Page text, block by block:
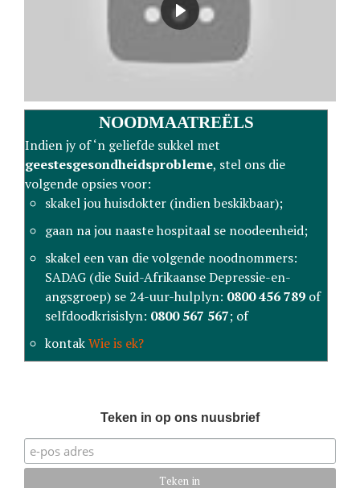
NOODMAATREËLS
Indien jy of ‘n geliefde sukkel met
geestesgesondheidsprobleme, stel ons die
volgende opsies voor:
skakel jou huisdokter (indien beskikbaar);
gaan na jou naaste hospitaal se noodeenheid;
skakel een van die volgende noodnommers:
SADAG (die Suid-Afrikaanse Depressie-en-
angsgroep) se 24-uur-hulplyn: 0800 456 789 of
selfdoodkrisislyn: 0800 567 567; of
kontakWie is ek?
Teken in op ons nuusbrief